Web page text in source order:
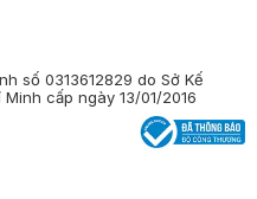
số 0313612829 do Sở Kế
cấp ngày 13/01/2016